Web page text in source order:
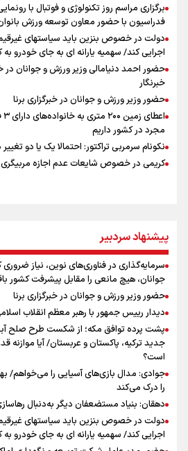
برگزاری مراسم روز تکنولوژی و فوتبال با
فدراسیون با حضور معاون توسعه ورزش
دولت در خصوص بنزین باید سیاستهای
اجرایی کند/ سهمیه یارانه ای به جای خودرو
حضور احمد دنیامالی وزیر ورزش و جوانان در
خبرنگار
حضور وزیر ورزش و جوانان در خبرگزاری برنا
مجرد در کشور داریم
نکونام سرمربی تراکتور: احتمالا یک یا دو
کریمی در خصوص شایعات عدم اجازه مربیگری
نکونام: چند روز یکبار تماشاگران امکان
پاسخ منفی مجیدی، نکونام را سرمربی کرد؛
ادعای ترامپ: بطور محدود در حال مذاکره با
پیش‌بینی نرخ دلار، طلا و سکه ۱۹ مرداد/ سکه در برابر دو نیروی متضاد
عراقچی: با آمریکا مذاکره نداریم/ باز شدن
تفاهم با عمان مرتبط است
پیشنهاد رسمی تراکتور به بازیکن مورد علاقه
پیشنهاد سردبیر
سرمایه‌گذاری در فناوری‌های نوین، نیاز
جوانان، هیچ مانعی را مقابل پیشرفت کشور
حضور وزیر ورزش و جوانان در خبرگزاری برنا
دیدار رییس جمهور با رهبر معظم انقلاب
پشت پرده توافق مکه؛ از شکست طرح صلح
جدید ترکیه، پاکستان و عربستان/ آیا موازنه
است؟
جوادی: مدال بازی‌های آسیایی را می‌خواهم/
را درک می‌کند
دهقان: بنیاد مستضعفان دیگر به‌دنبال
دولت در خصوص بنزین باید سیاستهای
اجرایی کند/ سهمیه یارانه ای به جای خودرو